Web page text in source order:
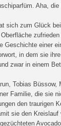
Aha, die
sich zum Glück
Geschichte einer
in dem sie
zwar in einem
Tobias Büssow,
Familie, die sie
den traurigen
sie den Kreislauf